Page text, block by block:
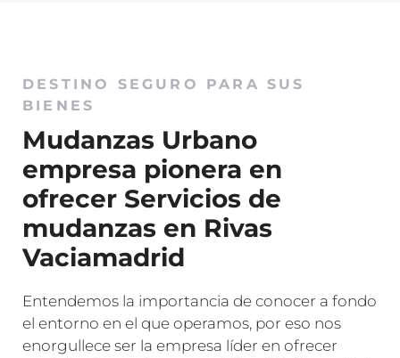
DESTINO SEGURO PARA SUS
BIENES
Mudanzas Urbano
empresa pionera en
ofrecer Servicios de
mudanzas en Rivas
Vaciamadrid
Entendemos la importancia de conocer a fondo
el entorno en el que operamos, por eso nos
enorgullece ser la empresa líder en ofrecer